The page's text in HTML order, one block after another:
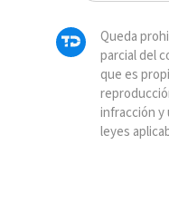
Queda
parcial del
que es
infracción y
leyes